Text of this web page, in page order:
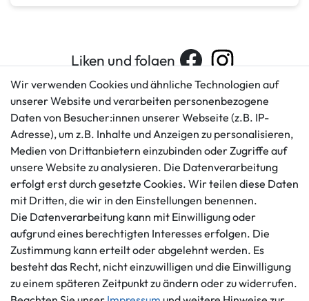
Liken und folgen
Kundenservice
+49 421 596586
info@gameworld.de
Kontaktformular
Rechtliches
AGB
Impressum
Datenschutzerklärung
Widerrufs­recht
Vertrag widerrufen
Informationen
Über uns
Zahlungsmöglichkeiten
Wir verwenden Cookies und ähnliche Technologien auf
unserer Website und verarbeiten personenbezogene
Daten von Besucher:innen unserer Webseite (z.B. IP-
Adresse), um z.B. Inhalte und Anzeigen zu personalisieren,
Medien von Drittanbietern einzubinden oder Zugriffe auf
unsere Website zu analysieren. Die Datenverarbeitung
erfolgt erst durch gesetzte Cookies. Wir teilen diese Daten
mit Dritten, die wir in den Einstellungen benennen.
Die Datenverarbeitung kann mit Einwilligung oder
aufgrund eines berechtigten Interesses erfolgen. Die
Zustimmung kann erteilt oder abgelehnt werden. Es
besteht das Recht, nicht einzuwilligen und die Einwilligung
zu einem späteren Zeitpunkt zu ändern oder zu widerrufen.